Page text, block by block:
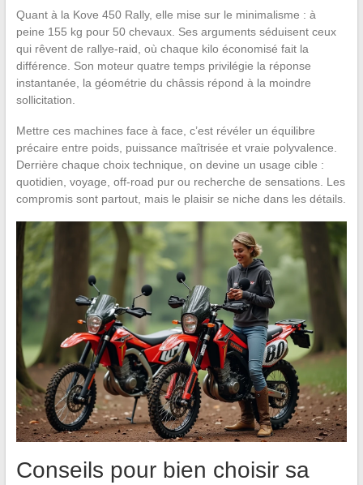
Quant à la Kove 450 Rally, elle mise sur le minimalisme : à
peine 155 kg pour 50 chevaux. Ses arguments séduisent ceux
qui rêvent de rallye-raid, où chaque kilo économisé fait la
différence. Son moteur quatre temps privilégie la réponse
instantanée, la géométrie du châssis répond à la moindre
sollicitation.
Mettre ces machines face à face, c’est révéler un équilibre
précaire entre poids, puissance maîtrisée et vraie polyvalence.
Derrière chaque choix technique, on devine un usage cible :
quotidien, voyage, off-road pur ou recherche de sensations. Les
compromis sont partout, mais le plaisir se niche dans les détails.
Conseils pour bien choisir sa